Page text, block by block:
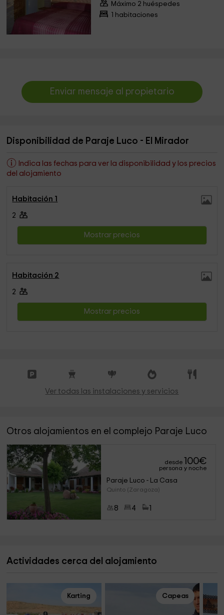
Máximo 2 huéspedes
1 habitaciones
Enviar mensaje al propietario
Disponibilidad de Paraje Luco - El Mirador
Indica las fechas para ver la disponibilidad y los precios
del alojamiento
Habitación 1
2
Mostrar precios
Habitación 2
2
Mostrar precios
Ver todas las instalaciones y servicios
Otros alojamientos en el complejo Paraje Luco
desde 100€
persona y noche
Paraje Luco - La Casa
Quinto (Zaragoza)
8 4
Actividades cerca del alojamiento
Karting Capeas